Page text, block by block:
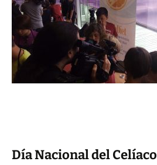
Día Nacional del Celíaco